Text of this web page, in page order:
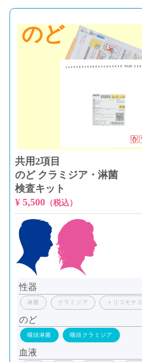
のど
共用2項目
のど クラミジア・淋菌
検査キット
¥ 5,500（税込）
性器
淋菌 クラミジア トリコモナス
のど
咽頭淋菌 咽頭クラミジア
血液